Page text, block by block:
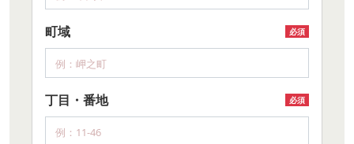
町域 必須
丁目・番地 必須